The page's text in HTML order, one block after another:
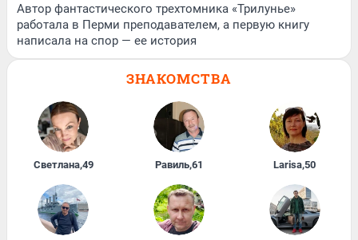
Автор фантастического трехтомника «Трилунье»
работала в Перми преподавателем, а первую книгу
написала на спор — ее история
ЗНАКОМСТВА
Светлана,49 Равиль,61 Larisa,50